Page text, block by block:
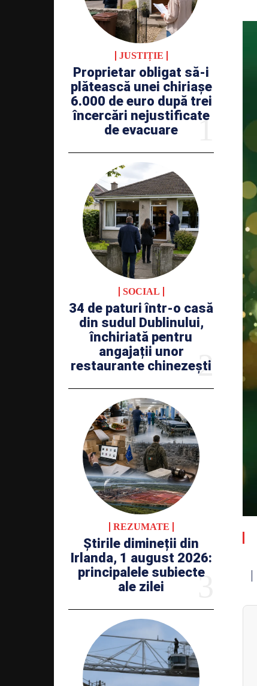
JUSTIȚIE
Proprietar obligat să-i
plătească unei chiriașe
6.000 de euro după trei
încercări nejustificate
de evacuare
SOCIAL
34 de paturi într-o casă
din sudul Dublinului,
închiriată pentru
angajații unor
restaurante chinezești
REZUMATE
Știrile dimineții din
Irlanda, 1 august 2026:
principalele subiecte
ale zilei